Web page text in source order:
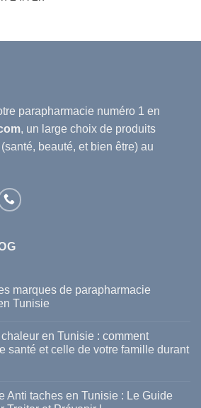
parapharmacie numéro 1 en
, un large choix de produits
beauté, et bien être) au
marques de parapharmacie
Tunisie
en Tunisie : comment
santé et celle de votre famille durant
Anti taches en Tunisie : Le Guide